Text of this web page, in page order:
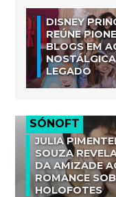
DISNEY
REÚNE
BLOGS EM
LEGADO
SÓNOFT
JULIA
SOUZA
DA AMIZADE
ROMANCE
HOLOFOTES